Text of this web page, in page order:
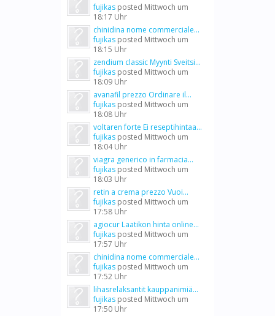
fujikas posted Mittwoch um
18:17 Uhr
chinidina nome commerciale...
fujikas posted Mittwoch um
18:15 Uhr
zendium classic Myynti Sveitsi...
fujikas posted Mittwoch um
18:09 Uhr
avanafil prezzo Ordinare il...
fujikas posted Mittwoch um
18:08 Uhr
voltaren forte Ei reseptihintaa...
fujikas posted Mittwoch um
18:04 Uhr
viagra generico in farmacia...
fujikas posted Mittwoch um
18:03 Uhr
retin a crema prezzo Vuoi...
fujikas posted Mittwoch um
17:58 Uhr
agiocur Laatikon hinta online...
fujikas posted Mittwoch um
17:57 Uhr
chinidina nome commerciale...
fujikas posted Mittwoch um
17:52 Uhr
lihasrelaksantit kauppanimiä...
fujikas posted Mittwoch um
17:50 Uhr